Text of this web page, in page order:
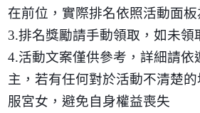
在前位，實際排名依照活動面板
3.排名獎勵請手動領取，如未領
4.活動文案僅供參考，詳細請依
主，若有任何對於活動不清楚
服宮女，避免自身權益喪失